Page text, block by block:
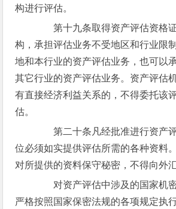
构进行评估。
第十九条取得资产评估资格
构，承担评估业务不受地区和行业限
地和本行业的资产评估业务，也可以
其它行业的资产评估业务。资产评估
有直接经济利益关系的，不得委托该
估。
第二十条凡经批准进行资产
位必须如实提供评估所需的各种资料
对所提供的资料保守秘密，不得向外汇
对资产评估中涉及的国家机密
严格按照国家保密法规的各项规定执